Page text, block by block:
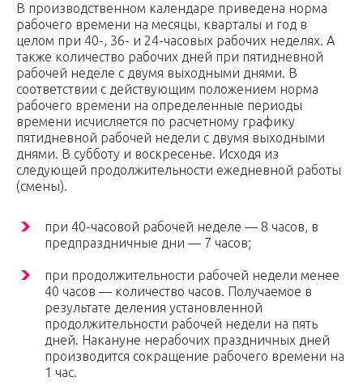
В производственном календаре приведена норма
рабочего времени на месяцы, кварталы и год в
целом при 40-, 36- и 24-часовых рабочих неделях. А
также количество рабочих дней при пятидневной
рабочей неделе с двумя выходными днями. В
соответствии с действующим положением норма
рабочего времени на определенные периоды
времени исчисляется по расчетному графику
пятидневной рабочей недели с двумя выходными
днями. В субботу и воскресенье. Исходя из
следующей продолжительности ежедневной работы
(смены).
при 40-часовой рабочей неделе — 8 часов, в
предпраздничные дни — 7 часов;
при продолжительности рабочей недели менее
40 часов — количество часов. Получаемое в
результате деления установленной
продолжительности рабочей недели на пять
дней. Накануне нерабочих праздничных дней
производится сокращение рабочего времени на
1 час.